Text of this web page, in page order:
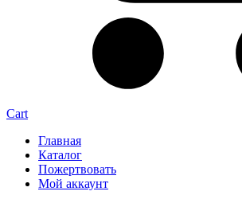
Cart
Главная
Каталог
Пожертвовать
Мой аккаунт